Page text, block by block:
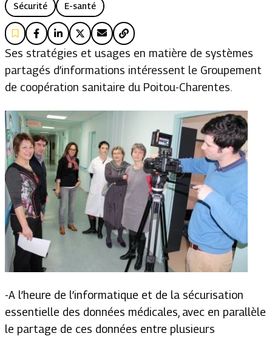
Sécurité E-santé
Ses stratégies et usages en matière de systèmes
partagés d’informations intéressent le Groupement
de coopération sanitaire du Poitou-Charentes.
-A l’heure de l’informatique et de la sécurisation
essentielle des données médicales, avec en parallèle
le partage de ces données entre plusieurs